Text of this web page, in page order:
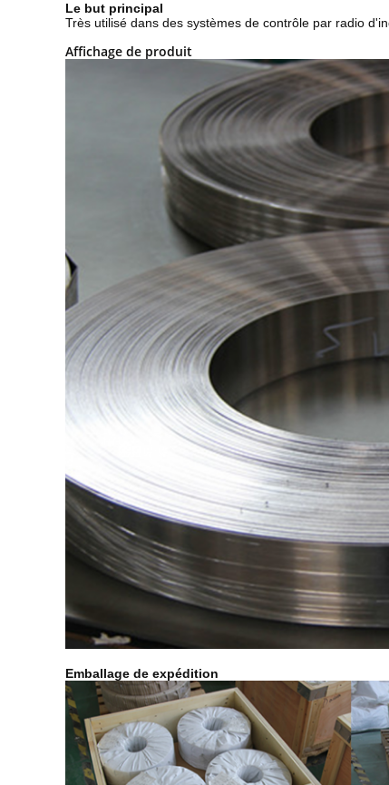
Le but principal
Très utilisé dans des systèmes de contrôle par radio
Affichage de produit
Emballage de expédition